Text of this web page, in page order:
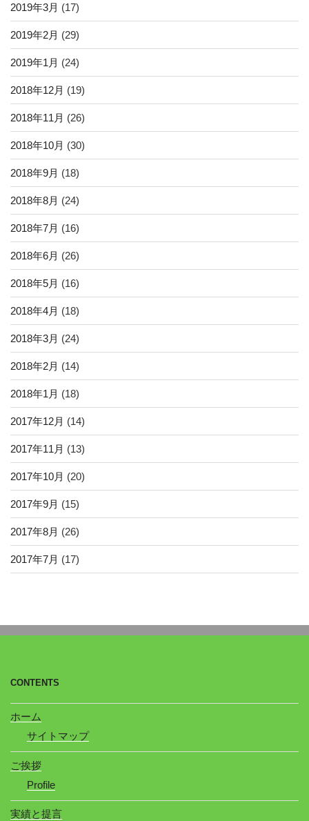
2019年3月 (17)
2019年2月 (29)
2019年1月 (24)
2018年12月 (19)
2018年11月 (26)
2018年10月 (30)
2018年9月 (18)
2018年8月 (24)
2018年7月 (16)
2018年6月 (26)
2018年5月 (16)
2018年4月 (18)
2018年3月 (24)
2018年2月 (14)
2018年1月 (18)
2017年12月 (14)
2017年11月 (13)
2017年10月 (20)
2017年9月 (15)
2017年8月 (26)
2017年7月 (17)
CONTENTS
ホーム
サイトマップ
ご挨拶
Profile
実績と提言